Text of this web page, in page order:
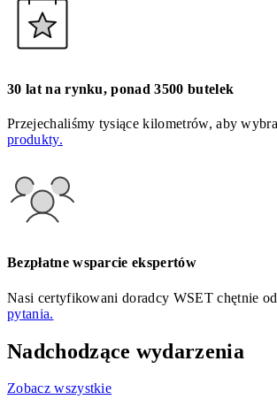
30 lat na rynku, ponad 3500 butelek
Przejechaliśmy tysiące kilometrów, aby
produkty.
Bezpłatne wsparcie ekspertów
Nasi certyfikowani doradcy WSET chętnie
pytania.
Nadchodzące wydarzenia
Zobacz wszystkie